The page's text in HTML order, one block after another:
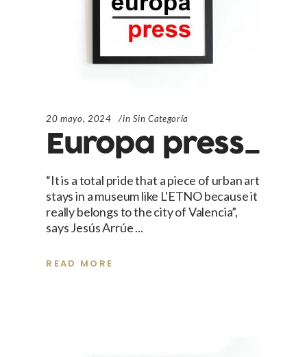
20 mayo, 2024 in Sin Categoría
Europa press_
“It is a total pride that a piece of urban art
stays in a museum like L'ETNO because it
really belongs to the city of Valencia”,
says Jesús Arrúe
READ MORE